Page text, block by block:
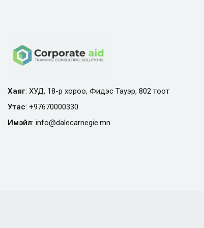
Хаяг: ХУД, 18-р хороо, Фидэс Тауэр, 802 тоот
Утас: +97670000330
Имэйл: info@dalecarnegie.mn